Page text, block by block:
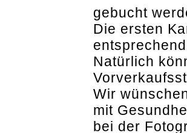
gebucht
Die ersten
Natürlich
Wir
mit
bei der